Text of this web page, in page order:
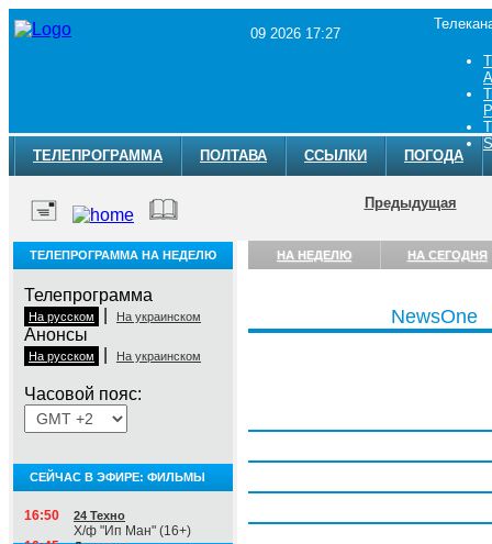
09 2026 17:27
ТЕЛЕПРОГРАММА ПОЛТАВА ССЫЛКИ ПОГОДА
Предыдущая
ТЕЛЕПРОГРАММА НА НЕДЕЛЮ
Телепрограмма
На русском На украинском
Анонсы
На русском На украинском
Часовой пояс:
СЕЙЧАС В ЭФИРЕ: ФИЛЬМЫ
16:50 24 Техно
Х/ф "Ип Ман" (16+)
НА НЕДЕЛЮ НА СЕГОДНЯ
NewsOne